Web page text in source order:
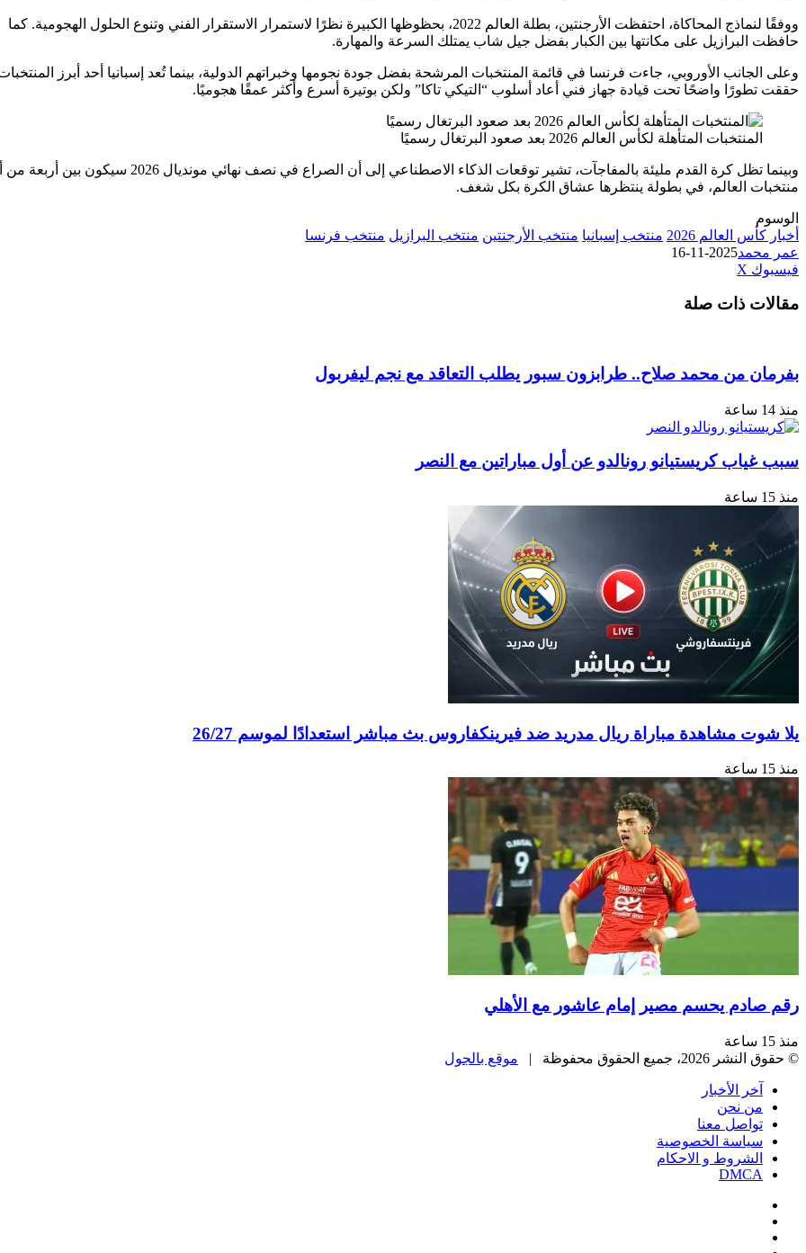
ووفقًا لنماذج المحاكاة، احتفظت الأرجنتين، بطلة العالم 2022، بحظوظها الكبيرة نظرًا لاستمرار الاستقرار الفني وتنوع الحلول الهجومية. كما
حافظت البرازيل على مكانتها بين الكبار بفضل جيل شاب يمتلك السرعة والمهارة.
وعلى الجانب الأوروبي، جاءت فرنسا في قائمة المنتخبات المرشحة بفضل جودة نجومها وخبراتهم الدولية، بينما تُعد إسبانيا أحد أبرز
حققت تطورًا واضحًا تحت قيادة جهاز فني أعاد أسلوب “التيكي تاكا” ولكن بوتيرة أسرع وأكثر عمقًا هجوميًا.
المنتخبات المتأهلة لكأس العالم 2026 بعد صعود البرتغال رسميًا
وبينما تظل كرة القدم مليئة بالمفاجآت، تشير توقعات الذكاء الاصطناعي إلى أن الصراع في نصف نهائي مونديال 2026
منتخبات العالم، في بطولة ينتظرها عشاق الكرة بكل شغف.
الوسوم
أخبار كأس العالم 2026
منتخب إسبانيا منتخب الأرجنتين منتخب البرازيل منتخب فرنسا
عمر محمد2025-11-16
فيسبوك ‫X
البريد
مقالات ذات صلة
بفرمان من محمد صلاح.. طرابزون سبور يطلب التعاقد مع نجم ليفربول
منذ 14 ساعة
سبب غياب كريستيانو رونالدو عن أول مباراتين مع النصر
منذ 15 ساعة
يلا شوت مشاهدة مباراة ريال مدريد ضد فيرينكفاروس بث مباشر استعدادًا لموسم 26/27
منذ 15 ساعة
رقم صادم يحسم مصير إمام عاشور مع الأهلي
منذ 15 ساعة
© حقوق النشر 2026، جميع الحقوق محفوظة |
موقع بالجول
آخر الأخبار
من نحن
تواصل معنا
سياسة الخصوصية
الشروط و الاحكام
DMCA